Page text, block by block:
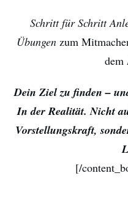
Schritt für Schritt
Übungenzum
dem
Dein Ziel zu finden –
In der Realität. Nicht
Vorstellungskraft,
[/